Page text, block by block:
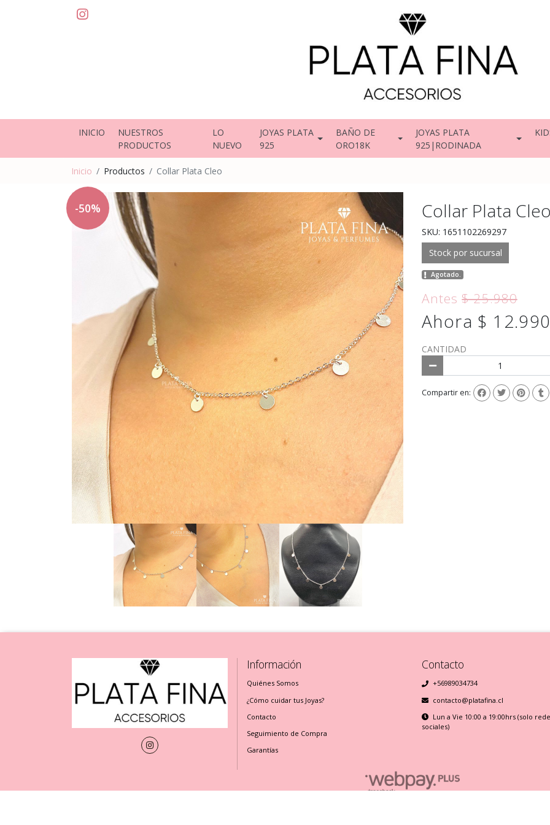
INICIO
NUESTROS
PRODUCTOS
LO
NUEVO
JOYAS PLATA
925
BAÑO DE
ORO18K
JOYAS PLATA
925|RODINADA
Inicio Productos Collar Plata Cleo
-50% Collar Plata Cleo
SKU: 1651102269297
Stock por sucursal
Agotado.
Antes$ 25.980
Ahora $ 12.990
CANTIDAD
Compartir en:
Información
Quiénes Somos
¿Cómo cuidar tus Joyas?
Contacto
Seguimiento de Compra
Garantías
Contacto
+56989034734
contacto@platafina.cl
Lun a Vie 10:00 a 19:00hrs (solo
sociales)